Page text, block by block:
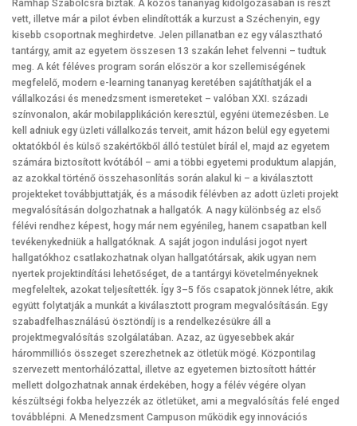
Rámháp Szabolcsra bízták. A közös tananyag kidolgozásában is részt
vett, illetve már a pilot évben elindították a kurzust a Széchenyin, egy
kisebb csoportnak meghirdetve. Jelen pillanatban ez egy választható
tantárgy, amit az egyetem összesen 13 szakán lehet felvenni – tudtuk
meg. A két féléves program során először a kor szellemiségének
megfelelő, modern e-learning tananyag keretében sajátíthatják el a
vállalkozási és menedzsment ismereteket – valóban XXI. századi
színvonalon, akár mobilapplikáción keresztül, egyéni ütemezésben. Le
kell adniuk egy üzleti vállalkozás terveit, amit házon belül egy egyetemi
oktatókból és külső szakértőkből álló testület bírál el, majd az egyetem
számára biztosított kvótából – ami a többi egyetemi produktum alapján,
az azokkal történő összehasonlítás során alakul ki – a kiválasztott
projekteket továbbjuttatják, és a második félévben az adott üzleti projekt
megvalósításán dolgozhatnak a hallgatók. A nagy különbség az első
félévi rendhez képest, hogy már nem egyénileg, hanem csapatban kell
tevékenykedniük a hallgatóknak. A saját jogon indulási jogot nyert
hallgatókhoz csatlakozhatnak olyan hallgatótársak, akik ugyan nem
nyertek projektindítási lehetőséget, de a tantárgyi követelményeknek
megfeleltek, azokat teljesítették. Így 3–5 fős csapatok jönnek létre, akik
együtt folytatják a munkát a kiválasztott program megvalósításán. Egy
szabadfelhasználású ösztöndíj is a rendelkezésükre áll a
projektmegvalósítás szolgálatában. Azaz, az ügyesebbek akár
hárommilliós összeget szerezhetnek az ötletük mögé. Központilag
szervezett mentorhálózattal, illetve az egyetemen biztosított háttér
mellett dolgozhatnak annak érdekében, hogy a félév végére olyan
készültségi fokba helyezzék az ötletüket, ami a megvalósítás felé enged
továbblépni. A Menedzsment Campuson működik egy innovációs